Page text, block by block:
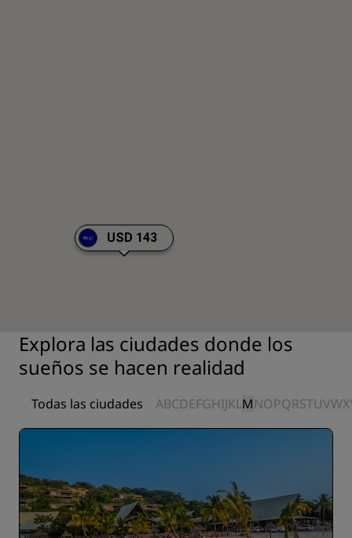
USD 143
Explora las ciudades donde los
sueños se hacen realidad
Todas las ciudades ABCDEFGHIJKLMNOPQRSTUVWX